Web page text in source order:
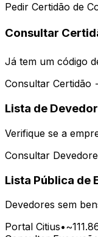
Pedir Certidão de
Consultar
Já tem um código
Consultar Certidão
Lista de
Verifique se a
Consultar
Lista Pública de
Devedores sem
Portal Citius•